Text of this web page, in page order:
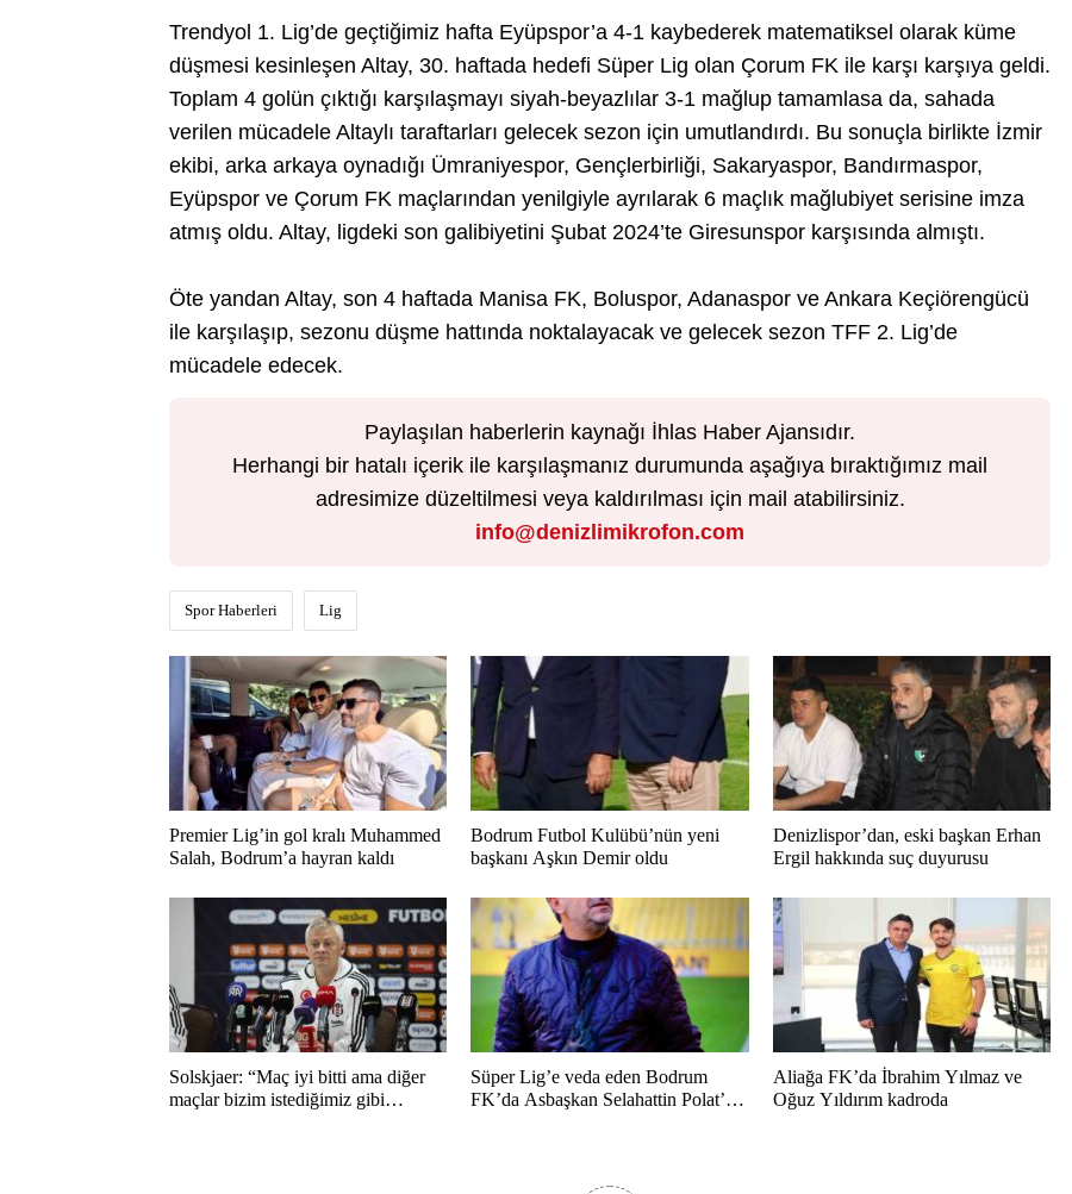
Trendyol 1. Lig’de geçtiğimiz hafta Eyüpspor’a 4-1 kaybederek matematiksel olarak küme
düşmesi kesinleşen Altay, 30. haftada hedefi Süper Lig olan Çorum FK ile karşı karşıya geldi.
Toplam 4 golün çıktığı karşılaşmayı siyah-beyazlılar 3-1 mağlup tamamlasa da, sahada
verilen mücadele Altaylı taraftarları gelecek sezon için umutlandırdı. Bu sonuçla birlikte İzmir
ekibi, arka arkaya oynadığı Ümraniyespor, Gençlerbirliği, Sakaryaspor, Bandırmaspor,
Eyüpspor ve Çorum FK maçlarından yenilgiyle ayrılarak 6 maçlık mağlubiyet serisine imza
atmış oldu. Altay, ligdeki son galibiyetini Şubat 2024’te Giresunspor karşısında almıştı.
Öte yandan Altay, son 4 haftada Manisa FK, Boluspor, Adanaspor ve Ankara Keçiörengücü
ile karşılaşıp, sezonu düşme hattında noktalayacak ve gelecek sezon TFF 2. Lig’de
mücadele edecek.
Paylaşılan haberlerin kaynağı İhlas Haber Ajansıdır.
Herhangi bir hatalı içerik ile karşılaşmanız durumunda aşağıya bıraktığımız mail
adresimize düzeltilmesi veya kaldırılması için mail atabilirsiniz.
info@denizlimikrofon.com
Spor Haberleri Lig
Premier Lig’in gol kralı Muhammed
Salah, Bodrum’a hayran kaldı
Bodrum Futbol Kulübü’nün yeni
başkanı Aşkın Demir oldu
Denizlispor’dan, eski başkan Erhan
Ergil hakkında suç duyurusu
Solskjaer: “Maç iyi bitti ama diğer
maçlar bizim istediğimiz gibi
Süper Lig’e veda eden Bodrum
FK’da Asbaşkan Selahattin Polat’tan
Aliağa FK’da İbrahim Yılmaz ve
Oğuz Yıldırım kadroda